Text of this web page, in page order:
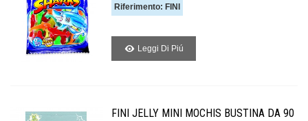
Riferimento: FINI
Leggi Di Piú
FINI JELLY MINI MOCHIS BUSTINA DA 90